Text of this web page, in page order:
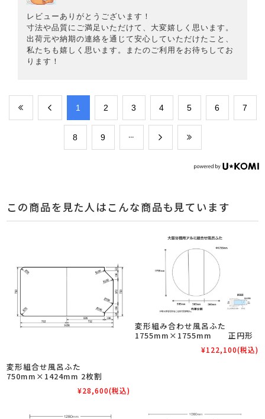
レビューありがとうございます！
寸法や品質にご満足いただけて、大変嬉しく思います。
出荷元や納期の連絡を通じて安心していただけたこと、
私たちも嬉しく思います。またのご利用をお待ちしてお
ります！
​1 ​2 ​3 ​4 ​5 ​6 ​7
​8 ​9
この商品を見た人はこんな商品も見ています
変形組合せ風呂ふた
750mm×1424mm 2枚割
¥28,600(税込)
変形組み合わせ風呂ふた
1755mm×1755mm 正円形
¥122,100(税込)